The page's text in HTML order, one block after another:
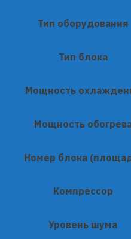
Тип оборудования
Тип блока
Мощность
Мощность
Номер блока
Компрессор
Уровень шума